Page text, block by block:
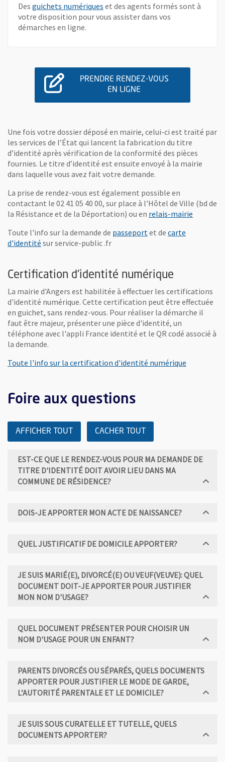
Des guichets numériques et des agents formés sont à
votre disposition pour vous assister dans vos
démarches en ligne.
PRENDRE RENDEZ-VOUS
EN LIGNE
, OUVRE UNE NOUVELLE
Une fois votre dossier déposé en mairie, celui-ci est traité par
les services de l’État qui lancent la fabrication du titre
d’identité après vérification de la conformité des pièces
fournies. Le titre d’identité est ensuite envoyé à la mairie
dans laquelle vous avez fait votre demande.
La prise de rendez-vous est également possible en
contactant le 02 41 05 40 00, sur place à l'Hôtel de Ville (bd de
la Résistance et de la Déportation) ou en relais-mairie
Toute l'info sur la demande de passeport , Ouvre une nouvelle
et de carte
d'identité , Ouvre une nouvelle fenêtre
sur service-public .fr
Certification d'identité numérique
La mairie d'Angers est habilitée à effectuer les certifications
d'identité numérique. Cette certification peut être effectuée
en guichet, sans rendez-vous. Pour réaliser la démarche il
faut être majeur, présenter une pièce d'identité, un
téléphone avec l'appli France identité et le QR codé associé à
la demande.
Toute l'info sur la certification d'identité numérique
Foire aux questions
AFFICHER TOUT CACHER TOUT
EST-CE QUE LE RENDEZ-VOUS POUR MA DEMANDE DE
TITRE D'IDENTITÉ DOIT AVOIR LIEU DANS MA
COMMUNE DE RÉSIDENCE?
DOIS-JE APPORTER MON ACTE DE NAISSANCE?
QUEL JUSTIFICATIF DE DOMICILE APPORTER?
JE SUIS MARIÉ(E), DIVORCÉ(E) OU VEUF(VEUVE): QUEL
DOCUMENT DOIT-JE APPORTER POUR JUSTIFIER
MON NOM D'USAGE?
QUEL DOCUMENT PRÉSENTER POUR CHOISIR UN
NOM D'USAGE POUR UN ENFANT?
PARENTS DIVORCÉS OU SÉPARÉS, QUELS DOCUMENTS
APPORTER POUR JUSTIFIER LE MODE DE GARDE,
L’AUTORITÉ PARENTALE ET LE DOMICILE?
JE SUIS SOUS CURATELLE ET TUTELLE, QUELS
DOCUMENTS APPORTER?